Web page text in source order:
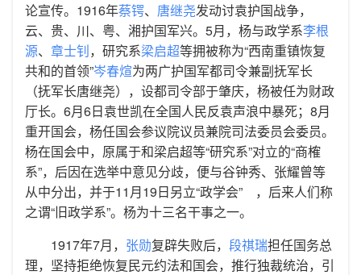
论宣传。1916年蔡锷、 唐继尧发动讨袁护国战争，
云、贵、川、粤、湘护国军兴。5月，杨与政学系李根
源、 章士钊，研究系梁启超等拥被称为“西南重镇恢复
共和的首领”岑春煊为两广护国军都司令兼副抚军长
（抚军长唐继尧），设都司令部于肇庆，杨被任为财政
厅长。6月6日袁世凯在全国人民反袁声浪中暴死；8月
重开国会，杨任国会参议院议员兼院司法委员会委员。
杨在国会中，原属于和梁启超等“研究系”对立的“商榷
系”，后因在选举中意见分歧，便与谷钟秀、张耀曾等
从中分出，并于11月19日另立“政学会” ，后来人们称
之谓“旧政学系”。杨为十三名干事之一。
1917年7月， 张勋复辟失败后， 段祺瑞担任国务总
理，坚持拒绝恢复民元约法和国会，推行独裁统治，引